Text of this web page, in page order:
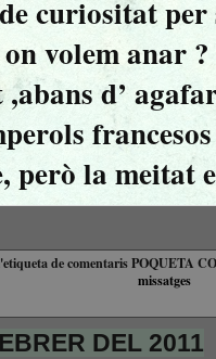
curiositat per
on volem anar
d’
però la meitat
de comentarisPOQUETA
missatges
DEL 2011